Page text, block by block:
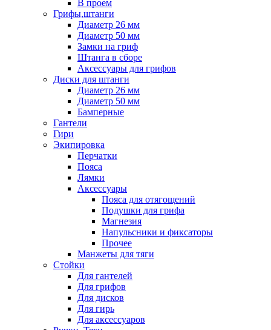
В проем
Грифы,штанги
Диаметр 26 мм
Диаметр 50 мм
Замки на гриф
Штанга в сборе
Аксессуары для грифов
Диски для штанги
Диаметр 26 мм
Диаметр 50 мм
Бамперные
Гантели
Гири
Экипировка
Перчатки
Пояса
Лямки
Аксессуары
Пояса для отягощений
Подушки для грифа
Магнезия
Напульсники и фиксаторы
Прочее
Манжеты для тяги
Стойки
Для гантелей
Для грифов
Для дисков
Для гирь
Для аксессуаров